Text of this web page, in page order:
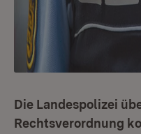
Die Landespolizei
Rechtsverordnung